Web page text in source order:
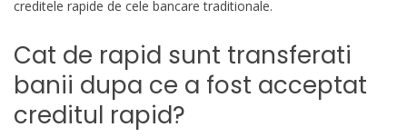
creditele rapide de cele bancare traditionale.
Cat de rapid sunt transferati
banii dupa ce a fost acceptat
creditul rapid?